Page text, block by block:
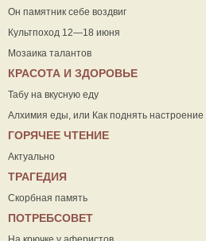
Он памятник себе воздвиг
Культпоход 12—18 июня
Мозаика талантов
КРАСОТА И ЗДОРОВЬЕ
Табу на вкусную еду
Алхимия еды, или Как поднять
ГОРЯЧЕЕ ЧТЕНИЕ
Актуально
ТРАГЕДИЯ
Скорбная память
ПОТРЕБСОВЕТ